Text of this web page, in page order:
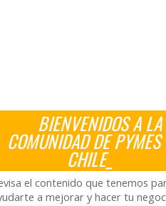
BIENVENIDOS A LA
COMUNIDAD DE
CHILE_
el contenido que tenemos
a mejorar y hacer tu